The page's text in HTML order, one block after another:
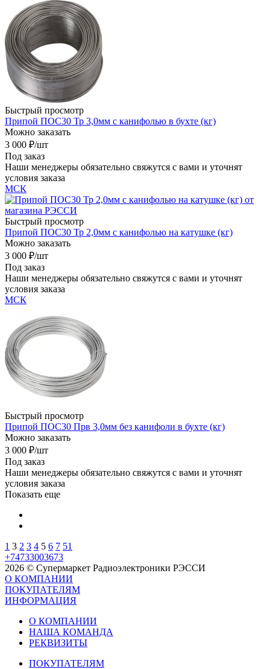
Быстрый просмотр
Припой ПОС30 Тр 3,0мм с канифолью в бухте (кг)
Можно заказать
3 000 ₽/шт
Под заказ
Наши менеджеры обязательно свяжутся с вами и уточнят
условия заказа
МСК
Быстрый просмотр
Припой ПОС30 Тр 2,0мм с канифолью на катушке (кг)
Можно заказать
3 000 ₽/шт
Под заказ
Наши менеджеры обязательно свяжутся с вами и уточнят
условия заказа
МСК
Быстрый просмотр
Припой ПОС30 Прв 3,0мм без канифоли в бухте (кг)
Можно заказать
3 000 ₽/шт
Под заказ
Наши менеджеры обязательно свяжутся с вами и уточнят
условия заказа
Показать еще
1 3 2 3 4 5 6 7 51
+74733003673
2026 © Супермаркет Радиоэлектроники РЭССИ
О КОМПАНИИ
ПОКУПАТЕЛЯМ
ИНФОРМАЦИЯ
О КОМПАНИИ
НАША КОМАНДА
РЕКВИЗИТЫ
ПОКУПАТЕЛЯМ